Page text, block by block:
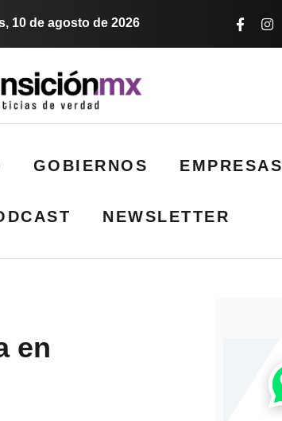
10 de agosto de 2026
GOBIERNOS EMPRESAS
NEWSLETTER
en